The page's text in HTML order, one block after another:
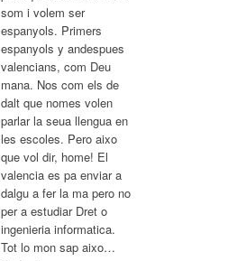
som i volem ser
espanyols. Primers
espanyols y andespues
valencians, com Deu
mana. Nos com els de
dalt que nomes volen
parlar la seua llengua en
les escoles. Pero aixo
que vol dir, home! El
valencia es pa enviar a
dalgu a fer la ma pero no
per a estudiar Dret o
ingenieria informatica.
Tot lo mon sap aixo…